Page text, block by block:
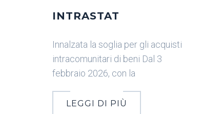
INTRASTAT
Innalzata la soglia per gli acquisti
intracomunitari di beni Dal 3
febbraio 2026, con la
LEGGI DI PIÙ